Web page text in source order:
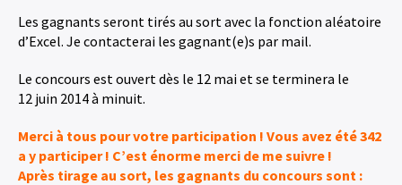
Les gagnants seront tirés au sort avec la fonction aléatoire
d’Excel. Je contacterai les gagnant(e)s par mail.
Le concours est ouvert dès le 12 mai et se terminera le
12 juin 2014 à minuit.
Merci à tous pour votre participation ! Vous avez été 342
a y participer ! C’est énorme merci de me suivre !
Après tirage au sort, les gagnants du concours sont :